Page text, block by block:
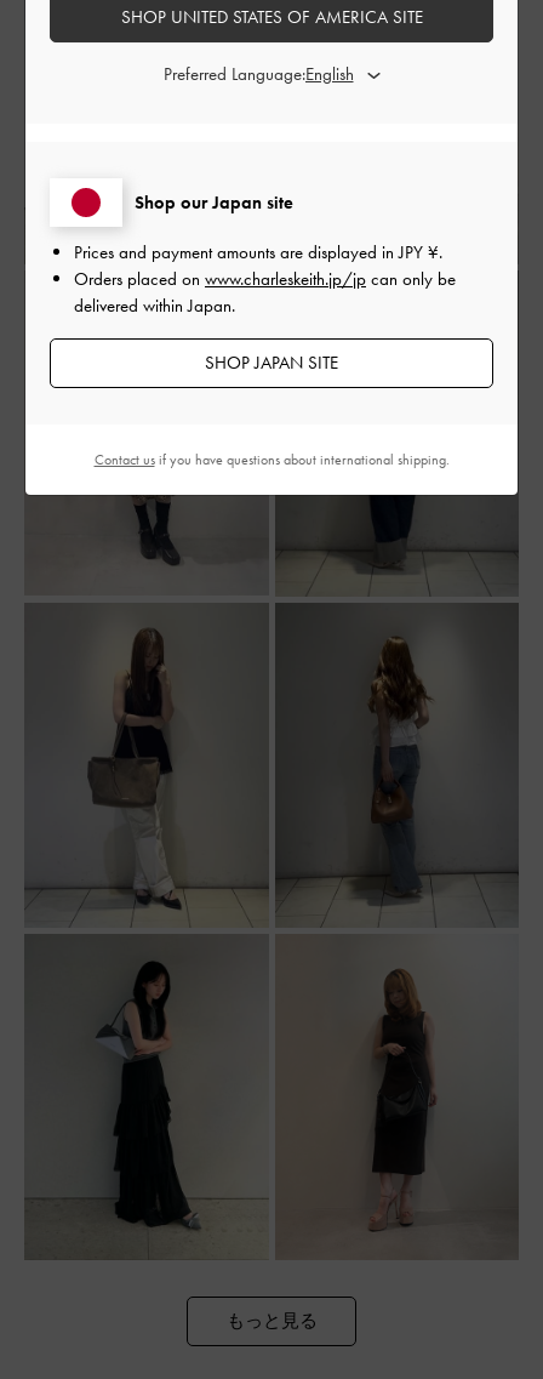
もっと見る
Shop our Japan site
Prices and payment amounts are displayed inJPY ¥.
Orders placed on www.charleskeith.jp/jp can only be
delivered within Japan.
SHOP JAPAN SITE
SHOP UNITED STATES OF AMERICA SITE
Preferred Language:
Contact usif you have questions about international shipping.